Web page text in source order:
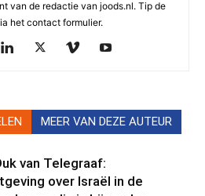
van de redactie van joods.nl. Tip de
het contact formulier.
MEER VAN DEZE AUTEUR
van Telegraaf:
over Israël in de